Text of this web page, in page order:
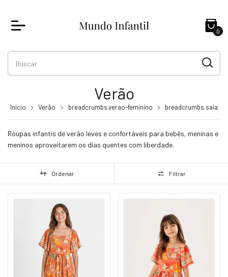
0
Verão
Início Verão breadcrumbs.verao-feminino breadcrumbs.saia
Roupas infantis de verão leves e confortáveis para bebês, meninas e
meninos aproveitarem os dias quentes com liberdade.
Ordenar Filtrar